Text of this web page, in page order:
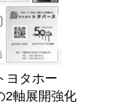
ヨタホー
2軸展開強化